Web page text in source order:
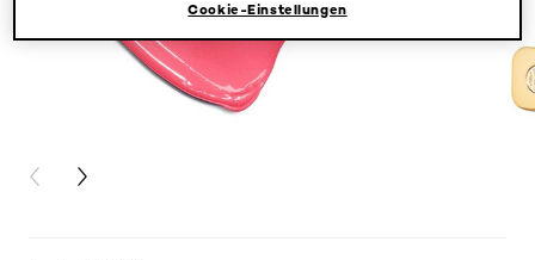
PREVIOUS CARD
NEXT CARD
Cookie-Einstellungen